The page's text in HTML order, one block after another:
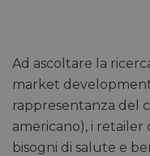
Ad ascoltare la
market
rappresentanza del
americano), i retailer
bisogni di salute e